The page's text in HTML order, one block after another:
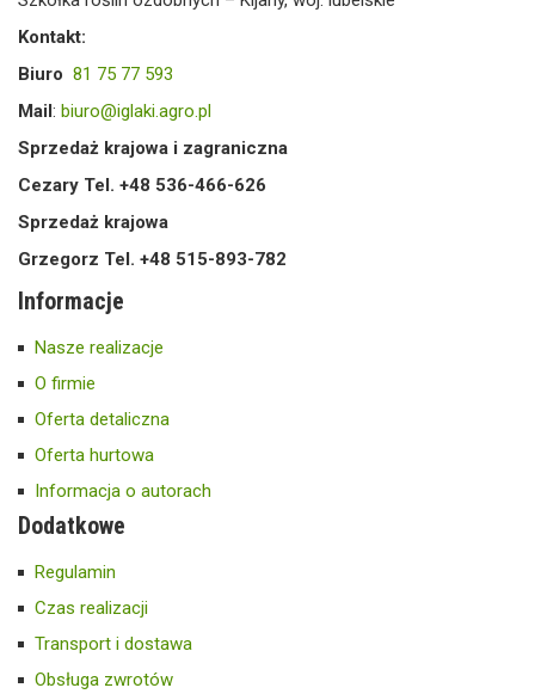
Kontakt:
Biuro 81 75 77 593
Mail: biuro@iglaki.agro.pl
Sprzedaż krajowa i zagraniczna
Cezary Tel. +48 536-466-626
Sprzedaż krajowa
Grzegorz Tel. +48 515-893-782
Informacje
Nasze realizacje
O firmie
Oferta detaliczna
Oferta hurtowa
Informacja o autorach
Dodatkowe
Regulamin
Czas realizacji
Transport i dostawa
Obsługa zwrotów